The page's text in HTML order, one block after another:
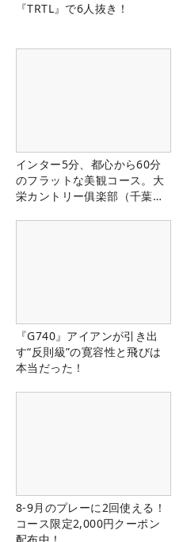
『TRTL』で6人抜き！
インター5分、都心から60分
のフラットな美観コース。大
栄カントリー俱楽部（千葉
『G740』アイアンが引き出
す“反則級”の寛容性と飛びは
本当だった！
8-9月のプレーに2回使える！
コース限定2,000円クーポン